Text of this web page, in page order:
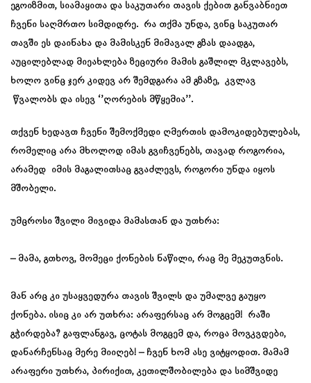
ეგოიზმით, სიამაყითა და საკუთარი თავის ქებით განვაბნიეთ
ჩვენი საღმრთო სიმდიდრე. რა თქმა უნდა, ვინც საკუთარ
თავში ეს დაინახა და მამისკენ მიმავალ გზას დაადგა,
აუცილებლად მიეახლება ზეციური მამის გაშლილ მკლავებს,
ხოლო ვინც ჯერ კიდევ არ შემდგარა ამ გზაზე, კვლავ
წვალობს და ისევ ‘’ღორების მწყემია’’.
თქვენ ხედავთ ჩვენი შემოქმედი ღმერთის დამოკიდებულებას,
რომელიც არა მხოლოდ იმას გვიჩვენებს, თავად როგორია,
არამედ იმის მაგალითსაც გვაძლევს, როგორი უნდა იყოს
მშობელი.
უმცროსი შვილი მივიდა მამასთან და უთხრა:
– მამა, გთხოვ, მომეცი ქონების ნაწილი, რაც მე მეკუთვნის.
მან არც კი უსაყვედურა თავის შვილს და უმალვე გაუყო
ქონება. ისიც კი არ უთხრა: არაფერსაც არ მოგცემ! რაში
გჭირდება? გაფლანგავ, ცოტას მოგცემ და, როცა მოვკვდები,
დანარჩენსაც მერე მიიღებ! – ჩვენ ხომ ასე ვიტყოდით. მამამ
არაფერი უთხრა, პირიქით, კეთილშობილება და სიმშვიდე